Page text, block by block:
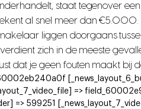
staat tegenover een
al snel meer dan €5.000.
liggen doorgaans
zich in de meeste
dat je geen fouten maakt bij
=>
=> 599251